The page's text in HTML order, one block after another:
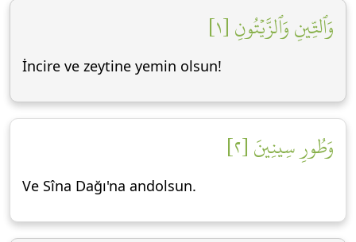
وَٱلتِّينِ وَٱلزَّيۡتُونِ [١]
İncire ve zeytine yemin olsun!
وَطُورِ سِينِينَ [٢]
Ve Sîna Dağı'na andolsun.